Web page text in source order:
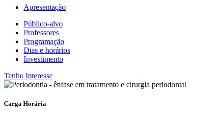
Apresentação
Público-alvo
Professores
Programação
Dias e horários
Investimento
Tenho Interesse
Carga Horária